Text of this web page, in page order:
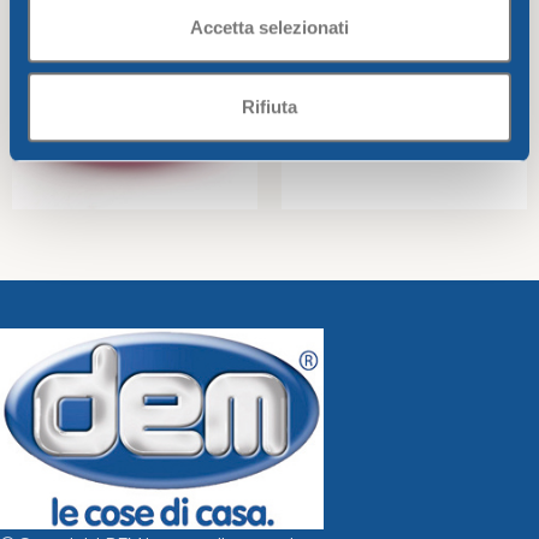
Accetta selezionati
Rifiuta
2,07€
Add To Cart
3,35
Add To Cart